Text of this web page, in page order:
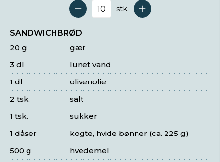
Antal serveringer
stk.
SANDWICHBRØD
gær
20 g
lunet vand
3 dl
olivenolie
1 dl
salt
2 tsk.
sukker
1 tsk.
kogte, hvide bønner (ca. 225 g)
1 dåser
hvedemel
500 g